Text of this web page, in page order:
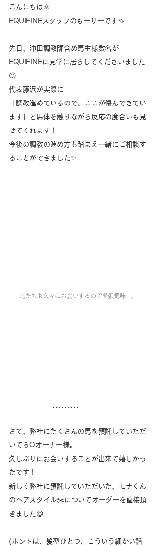
こんにちは‪🔆‬
EQUIFINEスタッフのもーりーです🍠
先日、沖田調教師含め馬主様数名が
EQUIFINEに見学に居らしてくださいました
😊
代表藤沢が実際に
「調教進めているので、ここが傷んできてい
ます」と馬体を触りながら反応の度合いも見
せてくれます！
今後の調教の進め方も踏まえ一緒にご相談す
ることができました✨️
馬たちも久々にお会いするので緊張気味…。
さて、弊社にたくさんの馬を預託していただ
いてるOオーナー様。
久しぶりにお会いすることが出来て嬉しかっ
たです！
新しく弊社に預託していただいた、モナくん
のヘアスタイル✂️についてオーダーを直接頂
きました😆
(ホントは、髪型ひとつ、こういう細かい話